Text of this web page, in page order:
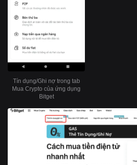
Tín dụng/Ghi nợ trong tab
Mua Crypto của ứng dụng
Bitget